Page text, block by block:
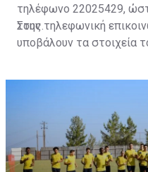
τηλέφωνο 22025429,
τους.
Στην τηλεφωνική
υποβάλουν τα στοιχεία